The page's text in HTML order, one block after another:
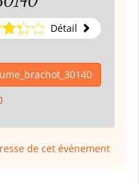
Détail
de cet événement